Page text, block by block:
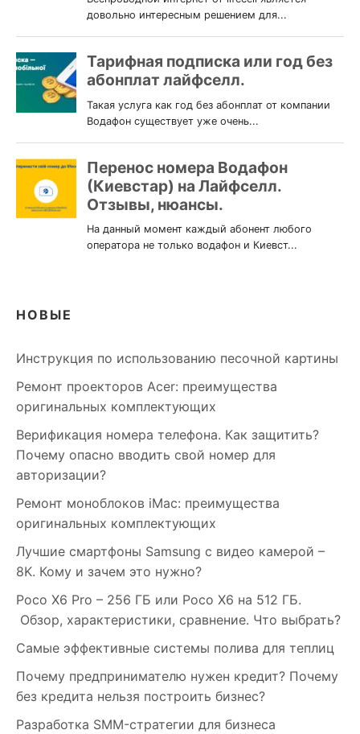
НОВЫЕ
Инструкция по использованию песочной картины
Ремонт проекторов Acer: преимущества
оригинальных комплектующих
Верификация номера телефона. Как защитить?
Почему опасно вводить свой номер для
авторизации?
Ремонт моноблоков iMac: преимущества
оригинальных комплектующих
Лучшие смартфоны Samsung c видео камерой –
8K. Кому и зачем это нужно?
Poco X6 Pro – 256 ГБ или Poco X6 на 512 ГБ.
Обзор, характеристики, сравнение. Что выбрать?
Самые эффективные системы полива для теплиц
Почему предпринимателю нужен кредит? Почему
без кредита нельзя построить бизнес?
Разработка SMM-стратегии для бизнеса